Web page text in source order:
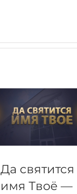
Да святится
имя Твоё —